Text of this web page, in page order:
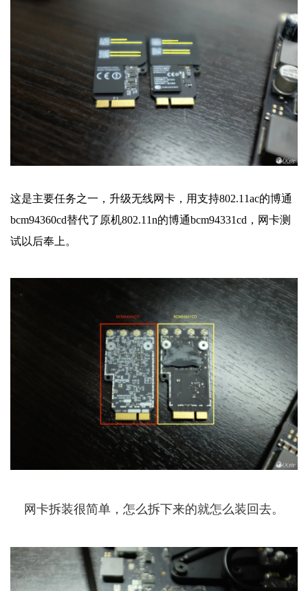
这是主要任务之一，升级无线网卡，用支持802.11ac的博通
bcm94360cd替代了原机802.11n的博通bcm94331cd，网卡测
试以后奉上。
网卡拆装很简单，怎么拆下来的就怎么装回去。